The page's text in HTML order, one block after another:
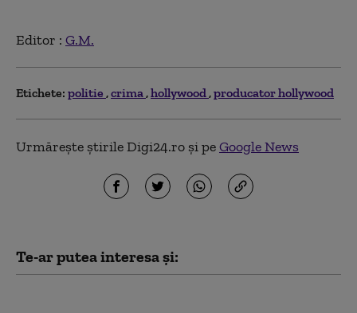
Editor : G.M.
Etichete: politie crima hollywood producator hollywood
Urmărește știrile Digi24.ro și peGoogle News
Te-ar putea interesa și: